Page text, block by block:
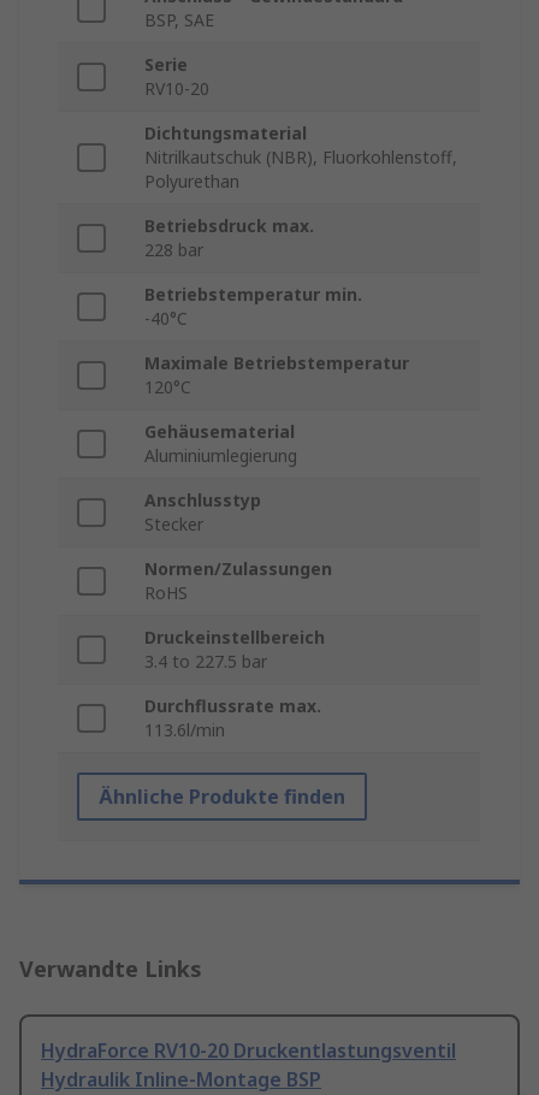
BSP, SAE
Serie
RV10-20
Dichtungsmaterial
Nitrilkautschuk (NBR), Fluorkohlenstoff,
Polyurethan
Betriebsdruck max.
228 bar
Betriebstemperatur min.
-40°C
Maximale Betriebstemperatur
120°C
Gehäusematerial
Aluminiumlegierung
Anschlusstyp
Stecker
Normen/Zulassungen
RoHS
Druckeinstellbereich
3.4 to 227.5 bar
Durchflussrate max.
113.6l/min
Ähnliche Produkte finden
Verwandte Links
HydraForce RV10-20 Druckentlastungsventil
Hydraulik Inline-Montage BSP